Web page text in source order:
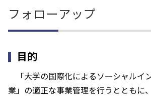
フォローアップ
目的
「大学の国際化によるソーシャルイ
業」の適正な事業管理を行うとともに